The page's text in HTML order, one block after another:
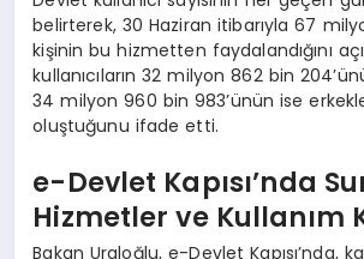
belirterek, 30 Haziran itibarıyla 67
kişinin bu hizmetten faydalandığını
kullanıcıların 32 milyon 862 bin
34 milyon 960 bin 983’ünün ise
oluştuğunu ifade etti.
e-Devlet Kapısı’nda
Hizmetler ve Kullanım
Bakan Uraloğlu, e-Devlet Kapısı’nda,